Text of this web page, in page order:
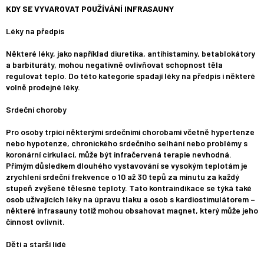
KDY SE VYVAROVAT POUŽÍVÁNÍ INFRASAUNY
Léky na předpis
Některé léky, jako například diuretika, antihistaminy, betablokátory
a barbituráty, mohou negativně ovlivňovat schopnost těla
regulovat teplo. Do této kategorie spadají léky na předpis i některé
volně prodejné léky.
Srdeční choroby
Pro osoby trpící některými srdečními chorobami včetně hypertenze
nebo hypotenze, chronického srdečního selhání nebo problémy s
koronární cirkulací, může být infračervená terapie nevhodná.
Přímým důsledkem dlouhého vystavování se vysokým teplotám je
zrychlení srdeční frekvence o 10 až 30 tepů za minutu za každý
stupeň zvýšené tělesné teploty. Tato kontraindikace se týká také
osob užívajících léky na úpravu tlaku a osob s kardiostimulátorem –
některé infrasauny totiž mohou obsahovat magnet, který může jeho
činnost ovlivnit.
Děti a starší lidé